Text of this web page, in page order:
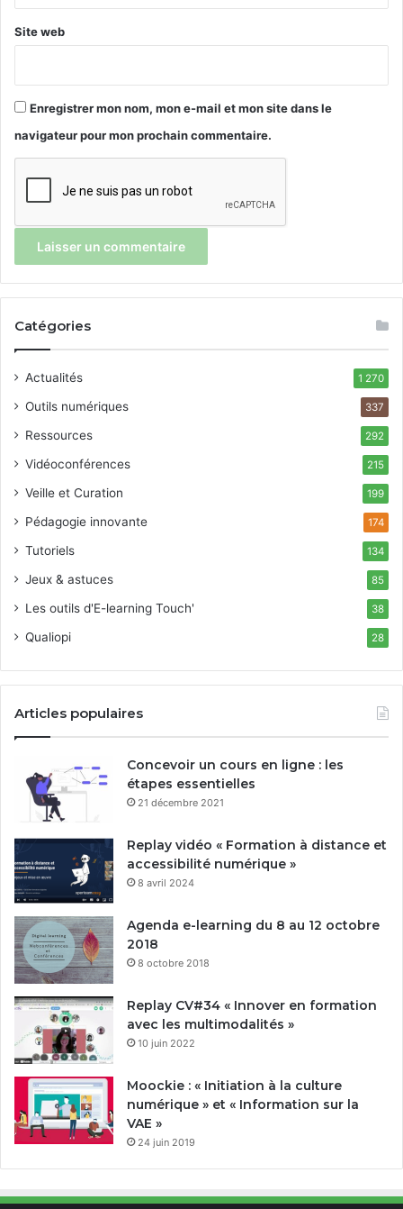
Site web
Enregistrer mon nom, mon e-mail et mon site dans le
navigateur pour mon prochain commentaire.
Catégories
Actualités 1 270
Outils numériques 337
Ressources 292
Vidéoconférences 215
Veille et Curation 199
Pédagogie innovante 174
Tutoriels 134
Jeux & astuces 85
Les outils d'E-learning Touch' 38
Qualiopi 28
Articles populaires
Concevoir un cours en ligne : les
étapes essentielles
21 décembre 2021
Replay vidéo « Formation à distance et
accessibilité numérique »
8 avril 2024
Agenda e-learning du 8 au 12 octobre
2018
8 octobre 2018
Replay CV#34 « Innover en formation
avec les multimodalités »
10 juin 2022
Moockie : « Initiation à la culture
numérique » et « Information sur la
VAE »
24 juin 2019